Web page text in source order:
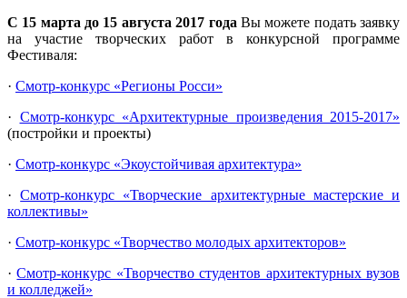
С 15 марта до 15 августа 2017 года Вы можете подать заявку
на участие творческих работ в конкурсной программе
Фестиваля:
· Смотр-конкурс «Регионы Росси»
· Смотр-конкурс «Архитектурные произведения 2015-2017»
(постройки и проекты)
· Смотр-конкурс «Экоустойчивая архитектура»
·Смотр-конкурс «Творческие архитектурные мастерские и
коллективы»
· Смотр-конкурс «Творчество молодых архитекторов»
·Смотр-конкурс «Творчество студентов архитектурных вузов
и колледжей»